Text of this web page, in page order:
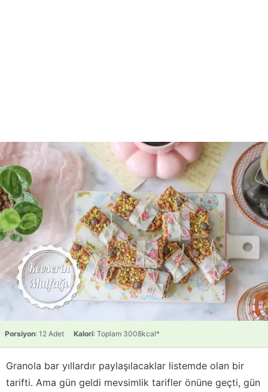
Porsiyon: 12 Adet Kalori: Toplam 3008kcal*
Granola bar yıllardır paylaşılacaklar listemde olan bir
tarifti. Ama gün geldi mevsimlik tarifler önüne geçti, gün